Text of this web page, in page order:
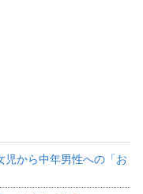
児から中年男性への「お